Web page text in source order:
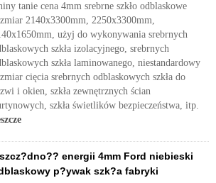
tanie cena 4mm srebrne szkło odblaskowe
2140x3300mm, 2250x3300mm,
użyj do wykonywania srebrnych
szkła izolacyjnego, srebrnych
szkła laminowanego, niestandardowy
cięcia srebrnych odblaskowych szkła do
i okien, szkła zewnętrznych ścian
szkła świetlików bezpieczeństwa, itp.
energii 4mm Ford niebieski
p?ywak szk?a fabryki